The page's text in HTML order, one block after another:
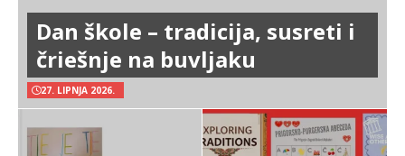
Dan škole – tradicija, susreti i
čriešnje na buvljaku
27. LIPNJA 2026.